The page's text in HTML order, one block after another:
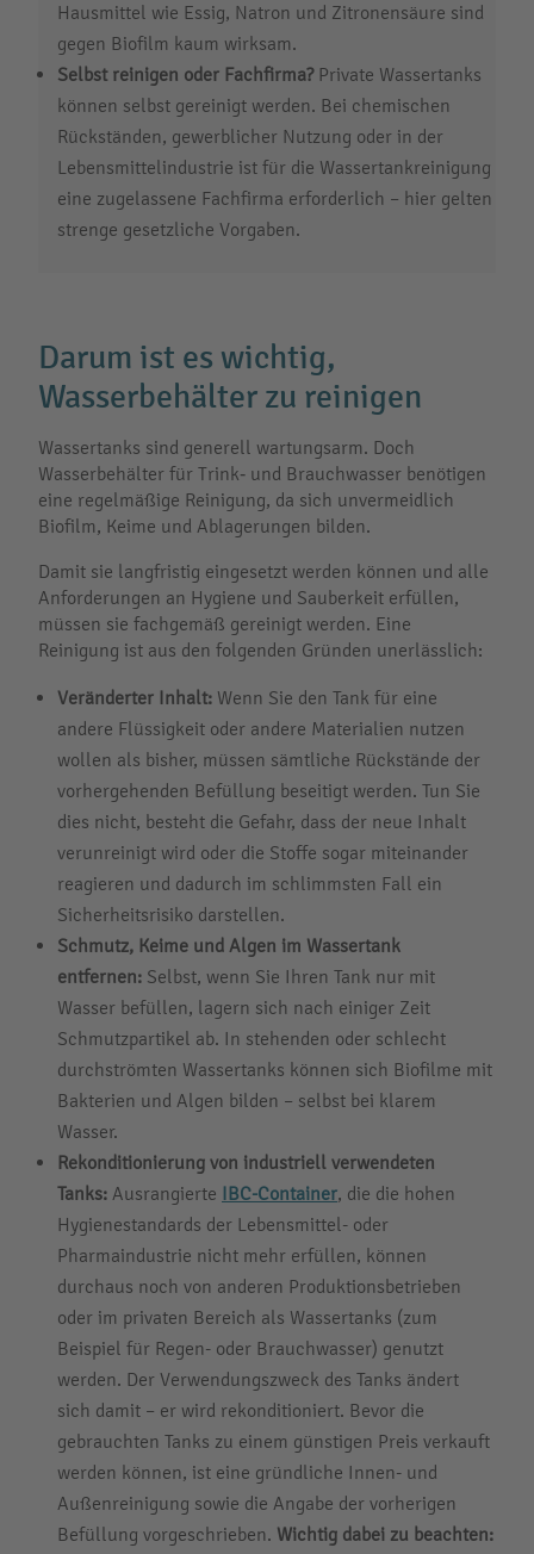
Hausmittel wie Essig, Natron und Zitronensäure sind
gegen Biofilm kaum wirksam.
Selbst reinigen oder Fachfirma?Private Wassertanks
können selbst gereinigt werden. Bei chemischen
Rückständen, gewerblicher Nutzung oder in der
Lebensmittelindustrie ist für die Wassertankreinigung
eine zugelassene Fachfirma erforderlich – hier gelten
strenge gesetzliche Vorgaben.
Darum ist es wichtig,
Wasserbehälter zu reinigen
Wassertanks sind generell wartungsarm. Doch
Wasserbehälter für Trink‑ und Brauchwasser benötigen
eine regelmäßige Reinigung, da sich unvermeidlich
Biofilm, Keime und Ablagerungen bilden.
Damit sie langfristig eingesetzt werden können und alle
Anforderungen an Hygiene und Sauberkeit erfüllen,
müssen sie fachgemäß gereinigt werden. Eine
Reinigung ist aus den folgenden Gründen unerlässlich:
Veränderter Inhalt: Wenn Sie den Tank für eine
andere Flüssigkeit oder andere Materialien nutzen
wollen als bisher, müssen sämtliche Rückstände der
vorhergehenden Befüllung beseitigt werden. Tun Sie
dies nicht, besteht die Gefahr, dass der neue Inhalt
verunreinigt wird oder die Stoffe sogar miteinander
reagieren und dadurch im schlimmsten Fall ein
Sicherheitsrisiko darstellen.
Schmutz, Keime und Algen im Wassertank
entfernen: Selbst, wenn Sie Ihren Tank nur mit
Wasser befüllen, lagern sich nach einiger Zeit
Schmutzpartikel ab. In stehenden oder schlecht
durchströmten Wassertanks können sich Biofilme mit
Bakterien und Algen bilden – selbst bei klarem
Wasser.
Rekonditionierung von industriell verwendeten
Tanks: Ausrangierte IBC-Container, die die hohen
Hygienestandards der Lebensmittel- oder
Pharmaindustrie nicht mehr erfüllen, können
durchaus noch von anderen Produktionsbetrieben
oder im privaten Bereich als Wassertanks (zum
Beispiel für Regen- oder Brauchwasser) genutzt
werden. Der Verwendungszweck des Tanks ändert
sich damit – er wird rekonditioniert. Bevor die
gebrauchten Tanks zu einem günstigen Preis verkauft
werden können, ist eine gründliche Innen- und
Außenreinigung sowie die Angabe der vorherigen
Befüllung vorgeschrieben. Wichtig dabei zu beachten: